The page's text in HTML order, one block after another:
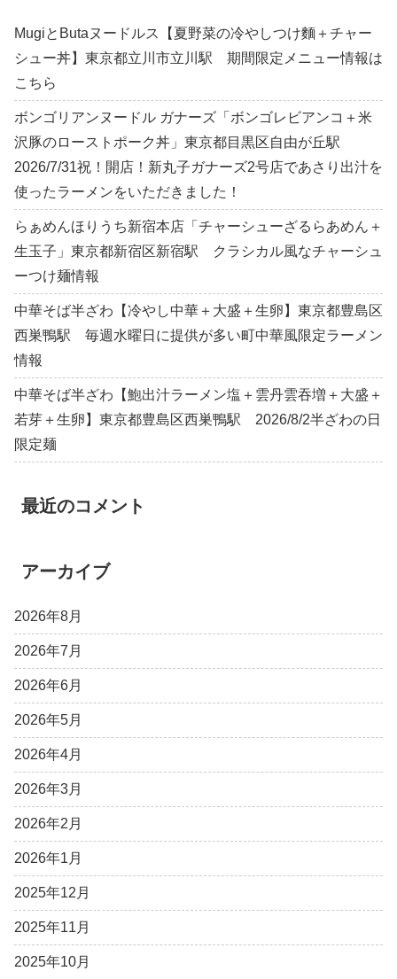
MugiとButaヌードルス【夏野菜の冷やしつけ麵＋チャー
シュー丼】東京都立川市立川駅 期間限定メニュー情報は
こちら
ボンゴリアンヌードル ガナーズ「ボンゴレビアンコ＋米
沢豚のローストポーク丼」東京都目黒区自由が丘駅
2026/7/31祝！開店！新丸子ガナーズ2号店であさり出汁を
使ったラーメンをいただきました！
らぁめんほりうち新宿本店「チャーシューざるらあめん＋
生玉子」東京都新宿区新宿駅 クラシカル風なチャーシュ
ーつけ麺情報
中華そば半ざわ【冷やし中華＋大盛＋生卵】東京都豊島区
西巣鴨駅 毎週水曜日に提供が多い町中華風限定ラーメン
情報
中華そば半ざわ【鮑出汁ラーメン塩＋雲丹雲吞増＋大盛＋
若芽＋生卵】東京都豊島区西巣鴨駅 2026/8/2半ざわの日
限定麺
最近のコメント
アーカイブ
2026年8月
2026年7月
2026年6月
2026年5月
2026年4月
2026年3月
2026年2月
2026年1月
2025年12月
2025年11月
2025年10月